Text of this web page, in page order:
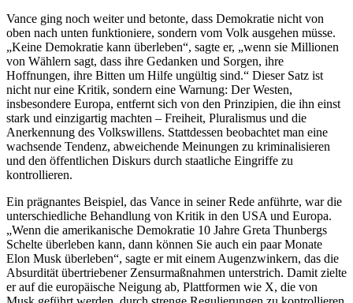
Vance ging noch weiter und betonte, dass Demokratie nicht von
oben nach unten funktioniere, sondern vom Volk ausgehen müsse.
„Keine Demokratie kann überleben“, sagte er, „wenn sie Millionen
von Wählern sagt, dass ihre Gedanken und Sorgen, ihre
Hoffnungen, ihre Bitten um Hilfe ungültig sind.“ Dieser Satz ist
nicht nur eine Kritik, sondern eine Warnung: Der Westen,
insbesondere Europa, entfernt sich von den Prinzipien, die ihn einst
stark und einzigartig machten – Freiheit, Pluralismus und die
Anerkennung des Volkswillens. Stattdessen beobachtet man eine
wachsende Tendenz, abweichende Meinungen zu kriminalisieren
und den öffentlichen Diskurs durch staatliche Eingriffe zu
kontrollieren.
Ein prägnantes Beispiel, das Vance in seiner Rede anführte, war die
unterschiedliche Behandlung von Kritik in den USA und Europa.
„Wenn die amerikanische Demokratie 10 Jahre Greta Thunbergs
Schelte überleben kann, dann können Sie auch ein paar Monate
Elon Musk überleben“, sagte er mit einem Augenzwinkern, das die
Absurdität übertriebener Zensurmaßnahmen unterstrich. Damit zielte
er auf die europäische Neigung ab, Plattformen wie X, die von